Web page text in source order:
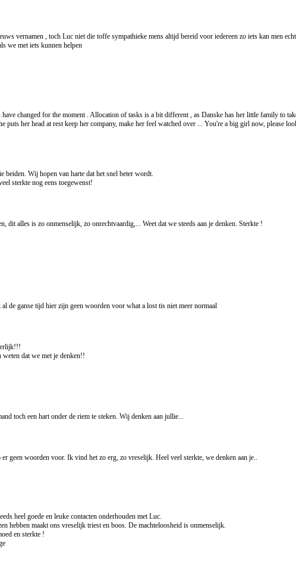
vernamen , toch Luc niet die toffe sympathieke mens altijd bereid voor iedereen zo iets kan men
we met iets kunnen helpen
changed for the moment . Allocation of tasks is a bit different , as Danske has her little family to
puts her head at rest keep her company, make her feel watched over ... You're a big girl now, please
beiden. Wij hopen van harte dat het snel beter wordt.
sterkte nog eens toegewenst!
dit alles is zo onmenselijk, zo onrechtvaardig,... Weet dat we steeds aan je denken. Sterkte !
al de ganse tijd hier zijn geen woorden voor what a lost tis niet meer normaal
dat we met je denken!!
toch een hart onder de riem te steken. Wij denken aan jullie...
geen woorden voor. Ik vind het zo erg, zo vreselijk. Heel veel sterkte, we denken aan je..
heel goede en leuke contacten onderhouden met Luc.
hebben maakt ons vreselijk triest en boos. De machteloosheid is onmenselijk.
en sterkte !